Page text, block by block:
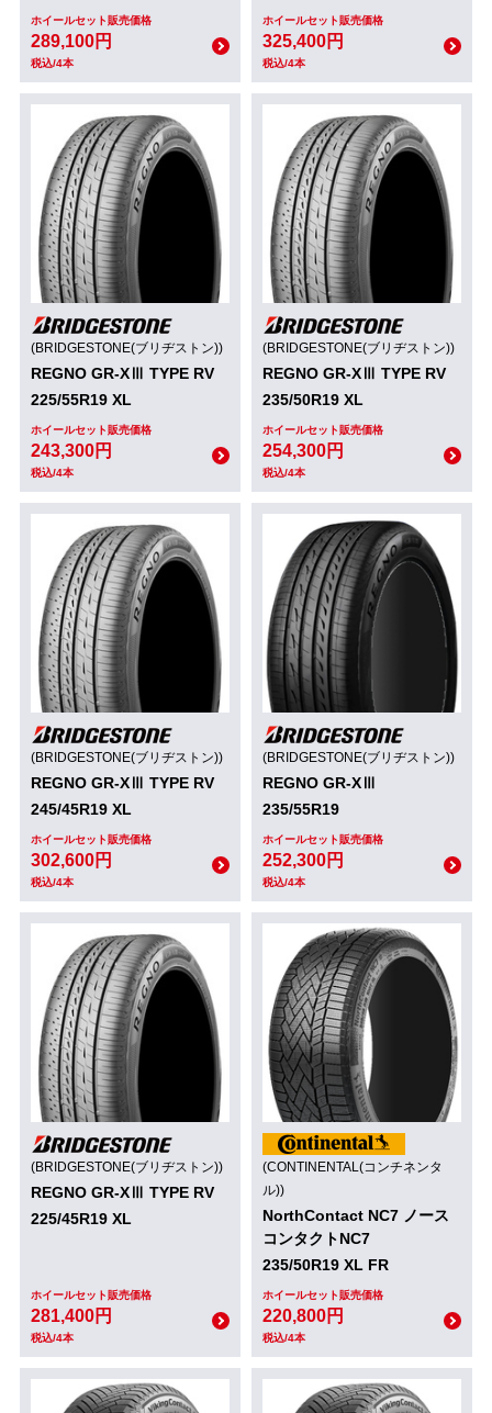
ホイールセット販売価格
289,100円
税込/4本
ホイールセット販売価格
325,400円
税込/4本
(BRIDGESTONE(ブリヂストン))
REGNO GR-XⅢ TYPE RV
225/55R19 XL
ホイールセット販売価格
243,300円
税込/4本
(BRIDGESTONE(ブリヂストン))
REGNO GR-XⅢ TYPE RV
235/50R19 XL
ホイールセット販売価格
254,300円
税込/4本
(BRIDGESTONE(ブリヂストン))
REGNO GR-XⅢ TYPE RV
245/45R19 XL
ホイールセット販売価格
302,600円
税込/4本
(BRIDGESTONE(ブリヂストン))
REGNO GR-XⅢ
235/55R19
ホイールセット販売価格
252,300円
税込/4本
(BRIDGESTONE(ブリヂストン))
REGNO GR-XⅢ TYPE RV
225/45R19 XL
ホイールセット販売価格
281,400円
税込/4本
(CONTINENTAL(コンチネンタ
ル))
NorthContact NC7 ノース
コンタクトNC7
235/50R19 XL FR
ホイールセット販売価格
220,800円
税込/4本